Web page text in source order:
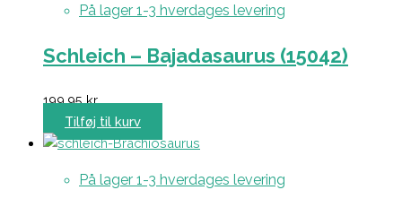
På lager 1-3 hverdages levering
Schleich – Bajadasaurus (15042)
199,95kr.
Tilføj til kurv
På lager 1-3 hverdages levering